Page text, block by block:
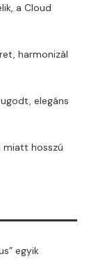
a Cloud
harmonizál
elegáns
miatt hosszú
egyik